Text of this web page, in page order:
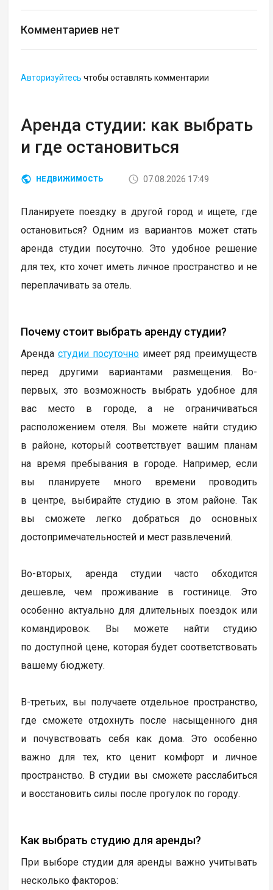
Комментариев нет
Авторизуйтесь чтобы оставлять комментарии
Аренда студии: как выбрать
и где остановиться
НЕДВИЖИМОСТЬ 07.08.2026 17:49
Планируете поездку в другой город и ищете, где
остановиться? Одним из вариантов может стать
аренда студии посуточно. Это удобное решение
для тех, кто хочет иметь личное пространство и не
переплачивать за отель.
Почему стоит выбрать аренду студии?
Арендастудии посуточно имеет ряд преимуществ
перед другими вариантами размещения. Во-
первых, это возможность выбрать удобное для
вас место в городе, а не ограничиваться
расположением отеля. Вы можете найти студию
в районе, который соответствует вашим планам
на время пребывания в городе. Например, если
вы планируете много времени проводить
в центре, выбирайте студию в этом районе. Так
вы сможете легко добраться до основных
достопримечательностей и мест развлечений.
Во-вторых, аренда студии часто обходится
дешевле, чем проживание в гостинице. Это
особенно актуально для длительных поездок или
командировок. Вы можете найти студию
по доступной цене, которая будет соответствовать
вашему бюджету.
В-третьих, вы получаете отдельное пространство,
где сможете отдохнуть после насыщенного дня
и почувствовать себя как дома. Это особенно
важно для тех, кто ценит комфорт и личное
пространство. В студии вы сможете расслабиться
и восстановить силы после прогулок по городу.
Как выбрать студию для аренды?
При выборе студии для аренды важно учитывать
несколько факторов: